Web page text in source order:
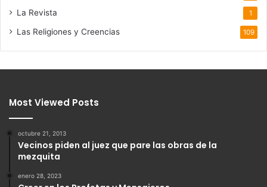
La Revista 1
Las Religiones y Creencias 109
Most Viewed Posts
octubre 21, 2013
Vecinos piden al juez que pare las obras de la
mezquita
enero 28, 2023